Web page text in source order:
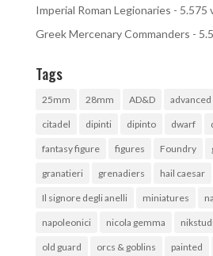
Imperial Roman Legionaries - 5.575
Greek Mercenary Commanders -
Tags
25mm 28mm AD&D
citadel dipinti dipinto dwarf
fantasy figure figures Foundry
granatieri grenadiers hail caesar
Il signore degli anelli miniatures
napoleonici nicola gemma
old guard orcs & goblins painted